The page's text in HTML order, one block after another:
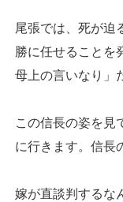
尾張では、死が迫
勝に任せることを
母上の言いなり」
この信長の姿を見
に行きます。信長
嫁が直談判するな